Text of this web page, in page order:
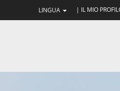
LINGUA | IL MIO